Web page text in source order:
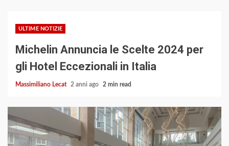
ULTIME NOTIZIE
Michelin Annuncia le Scelte 2024 per
gli Hotel Eccezionali in Italia
Massimiliano Lecat 2 anni ago 2 min read